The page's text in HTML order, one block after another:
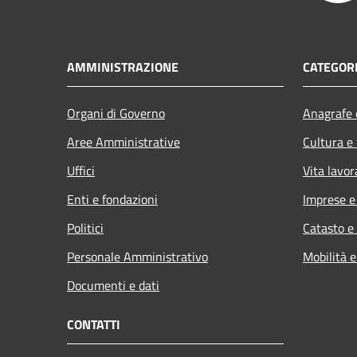
AMMINISTRAZIONE
Organi di Governo
Aree Amministrative
Uffici
Enti e fondazioni
Politici
Personale Amministrativo
Documenti e dati
Cultura
Vita
Imprese
Catasto
Mobilità
CONTATTI